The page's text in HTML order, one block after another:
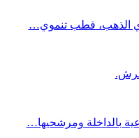
الذهب، قطب تنموي…
بالداخلة ومرشحيها…